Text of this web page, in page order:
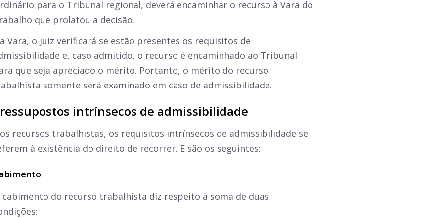
para o Tribunal regional, deverá encaminhar o recurso à Vara do
que prolatou a decisão.
Vara, o juiz verificará se estão presentes os requisitos de
e, caso admitido, o recurso é encaminhado ao Tribunal
que seja apreciado o mérito. Portanto, o mérito do recurso
somente será examinado em caso de admissibilidade.
intrínsecos de admissibilidade
recursos trabalhistas, os requisitos intrínsecos de admissibilidade se
à existência do direito de recorrer. E são os seguintes:
cabimento do recurso trabalhista diz respeito à soma de duas